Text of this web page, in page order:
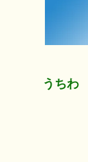
うちわ